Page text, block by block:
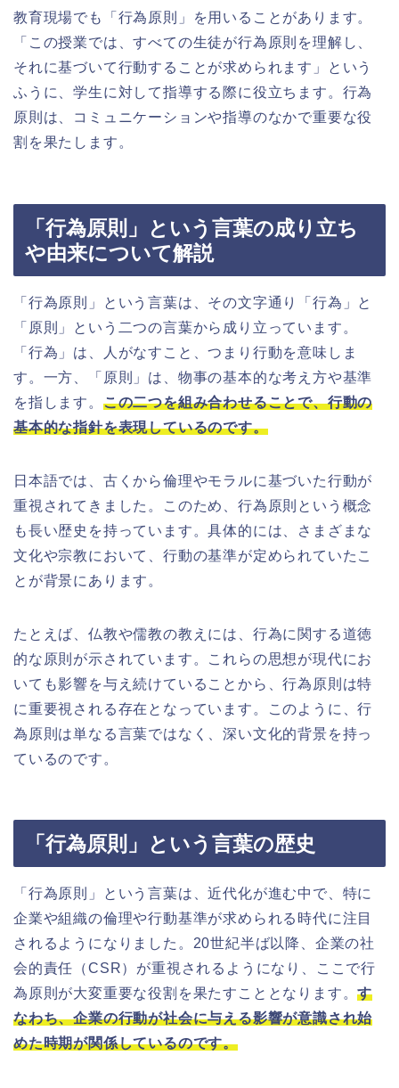
教育現場でも「行為原則」を用いることがあります。
「この授業では、すべての生徒が行為原則を理解し、
それに基づいて行動することが求められます」という
ふうに、学生に対して指導する際に役立ちます。行為
原則は、コミュニケーションや指導のなかで重要な役
割を果たします。
「行為原則」という言葉の成り立ち
や由来について解説
「行為原則」という言葉は、その文字通り「行為」と
「原則」という二つの言葉から成り立っています。
「行為」は、人がなすこと、つまり行動を意味しま
す。一方、「原則」は、物事の基本的な考え方や基準
を指します。 この二つを組み合わせることで、行動の
基本的な指針を表現しているのです。
日本語では、古くから倫理やモラルに基づいた行動が
重視されてきました。このため、行為原則という概念
も長い歴史を持っています。具体的には、さまざまな
文化や宗教において、行動の基準が定められていたこ
とが背景にあります。
たとえば、仏教や儒教の教えには、行為に関する道徳
的な原則が示されています。これらの思想が現代にお
いても影響を与え続けていることから、行為原則は特
に重要視される存在となっています。このように、行
為原則は単なる言葉ではなく、深い文化的背景を持っ
ているのです。
「行為原則」という言葉の歴史
「行為原則」という言葉は、近代化が進む中で、特に
企業や組織の倫理や行動基準が求められる時代に注目
されるようになりました。20世紀半ば以降、企業の社
会的責任（CSR）が重視されるようになり、ここで行
為原則が大変重要な役割を果たすこととなります。す
なわち、企業の行動が社会に与える影響が意識され始
めた時期が関係しているのです。